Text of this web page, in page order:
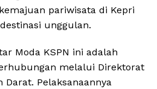
pariwisata di Kepri
unggulan.
Moda KSPN ini adalah
melalui Direktorat
Pelaksanaannya